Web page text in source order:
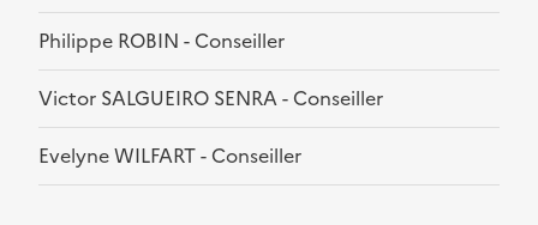
Philippe ROBIN - Conseiller
Victor SALGUEIRO SENRA - Conseiller
Evelyne WILFART - Conseiller